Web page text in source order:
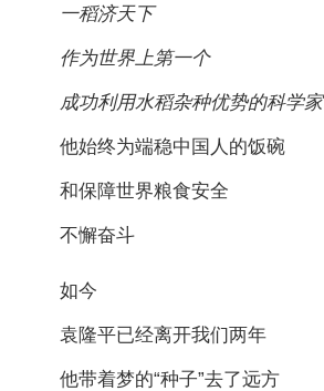
一稻济天下
作为世界上第一个
成功利用水稻杂种优势的科学家
他始终为端稳中国人的饭碗
和保障世界粮食安全
不懈奋斗
如今
袁隆平已经离开我们两年
他带着梦的“种子”去了远方